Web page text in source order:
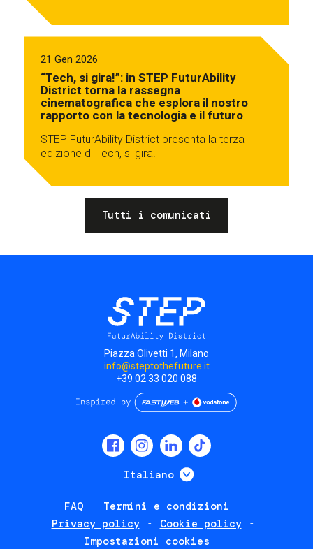
21 Gen 2026
“Tech, si gira!”: in STEP FuturAbility
District torna la rassegna
cinematografica che esplora il nostro
rapporto con la tecnologia e il futuro
STEP FuturAbility District presenta la terza
edizione di Tech, si gira!
Tutti i comunicati
Piazza Olivetti 1, Milano
info@steptothefuture.it
+39 02 33 020 088
Italiano Mostra ulteriori
FAQ
Termini e condizioni
Privacy policy
Cookie policy
Impostazioni cookies